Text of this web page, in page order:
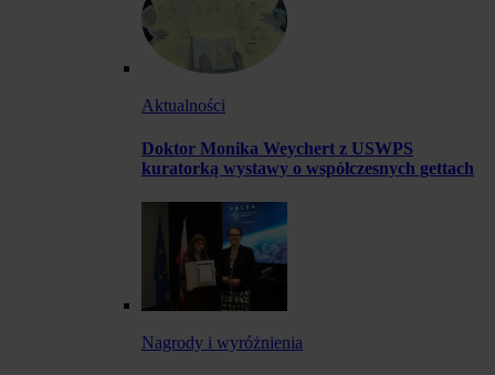
Aktualności
Doktor Monika Weychert z USWPS
kuratorką wystawy o współczesnych gettach
Nagrody i wyróżnienia